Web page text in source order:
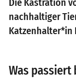
nachhaltiger
Katzenhalter*in
Was passiert